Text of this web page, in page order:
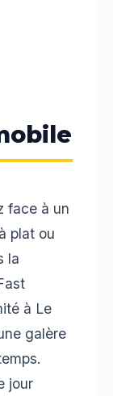
face à un
plat ou
la
à Le
galère
jour